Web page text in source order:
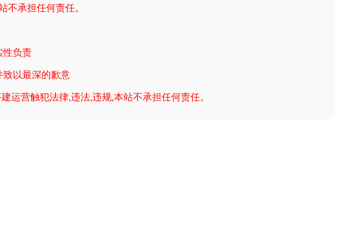
不承担任何责任。
性负责
致以最深的歉意
运营触犯法律,违法,违规,本站不承担任何责任。